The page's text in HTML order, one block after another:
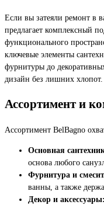
Если вы затеяли ремонт в
предлагает комплексный
функционального
ключевые элементы
фурнитуры до
дизайн без лишних хлопот.
Ассортимент и
Ассортимент BelBagno
Основная
основа любого
Фурнитура и
ванны, а также
Декор и аксессуары: